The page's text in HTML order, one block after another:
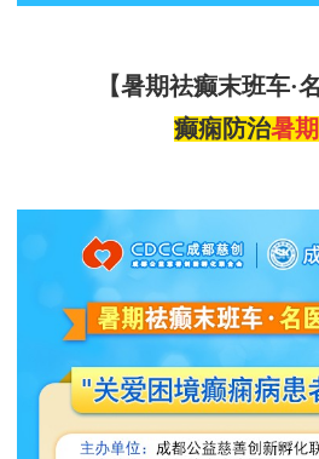
【暑期祛癫末班车·
癫痫防治暑